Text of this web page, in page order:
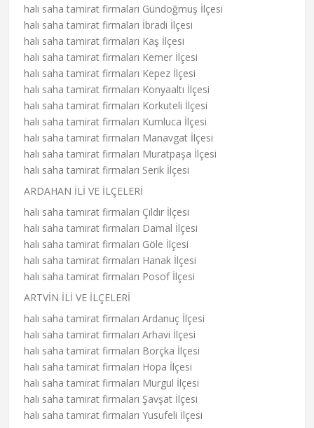
halı saha tamirat firmaları Gündoğmuş İlçesi
halı saha tamirat firmaları İbradi İlçesi
halı saha tamirat firmaları Kaş İlçesi
halı saha tamirat firmaları Kemer İlçesi
halı saha tamirat firmaları Kepez İlçesi
halı saha tamirat firmaları Konyaaltı İlçesi
halı saha tamirat firmaları Korkuteli İlçesi
halı saha tamirat firmaları Kumluca İlçesi
halı saha tamirat firmaları Manavgat İlçesi
halı saha tamirat firmaları Muratpaşa İlçesi
halı saha tamirat firmaları Serik İlçesi
ARDAHAN İLİ VE İLÇELERİ
halı saha tamirat firmaları Çıldır İlçesi
halı saha tamirat firmaları Damal İlçesi
halı saha tamirat firmaları Göle İlçesi
halı saha tamirat firmaları Hanak İlçesi
halı saha tamirat firmaları Posof İlçesi
ARTVİN İLİ VE İLÇELERİ
halı saha tamirat firmaları Ardanuç İlçesi
halı saha tamirat firmaları Arhavi İlçesi
halı saha tamirat firmaları Borçka İlçesi
halı saha tamirat firmaları Hopa İlçesi
halı saha tamirat firmaları Murgul İlçesi
halı saha tamirat firmaları Şavşat İlçesi
halı saha tamirat firmaları Yusufeli İlçesi